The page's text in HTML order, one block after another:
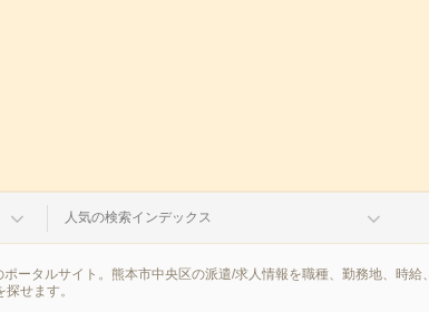
人気の検索インデックス
ータルサイト。熊本市中央区の派遣/求人情報を職種、勤務地、時給、
せます。